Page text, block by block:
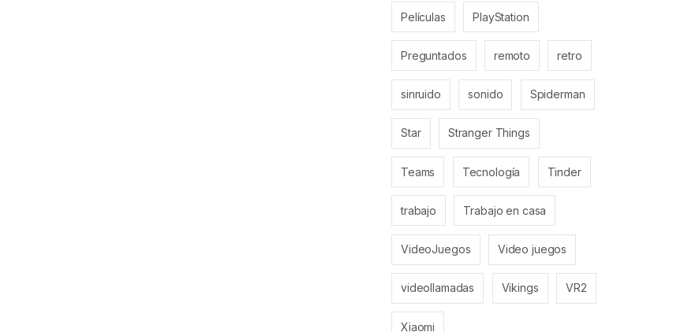
Películas PlayStation
Preguntados remoto retro
sinruido sonido Spiderman
Star Stranger Things
Teams Tecnología Tinder
trabajo Trabajo en casa
VideoJuegos Video juegos
videollamadas Vikings VR2
Xiaomi